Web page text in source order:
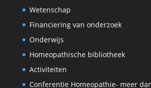
Wetenschap
Financiering van onderzoek
Onderwijs
Homeopathische bibliotheek
Activiteiten
Conferentie Homeopathie- meer